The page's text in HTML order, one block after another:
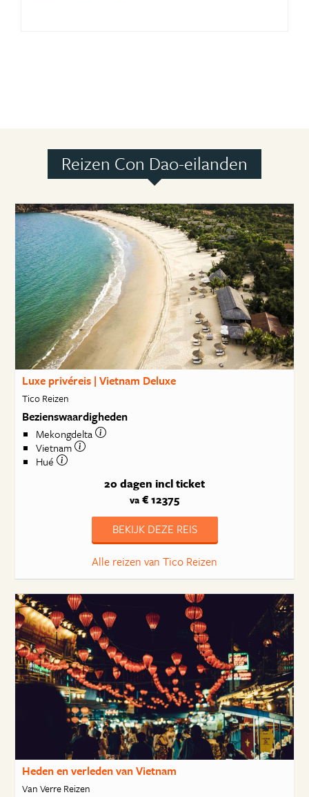
Reizen Con Dao-eilanden
Luxe privéreis | Vietnam Deluxe
Tico Reizen
Bezienswaardigheden
Mekongdelta
Vietnam
Hué
20 dagen incl ticket
va € 12375
BEKIJK DEZE REIS
Alle reizen van Tico Reizen
Heden en verleden van Vietnam
Van Verre Reizen